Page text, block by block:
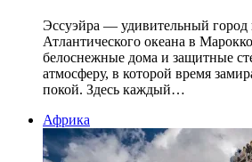
Эссуэйра — удивительный город
Атлантического океана в
белоснежные дома и защитные
атмосферу, в которой время
покой. Здесь каждый…
Африка